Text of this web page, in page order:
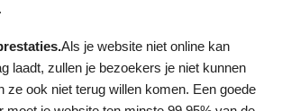
Als je website niet online kan
laadt, zullen je bezoekers je niet kunnen
ze ook niet terug willen komen. Een goede